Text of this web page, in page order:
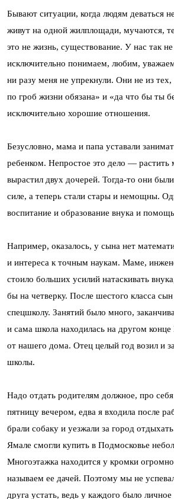
Бывают ситуации, когда людям деваться
живут на одной жилплощади, мучаются,
это не жизнь, существование. У нас так
исключительно понимаем, любим,
ни разу меня не упрекнули. Они не из
по гроб жизни обязана» и «да что бы ты
исключительно хорошие отношения.
Безусловно, мама и папа уставали
ребенком. Непростое это дело — растить
вырастил двух дочерей. Тогда-то они
силе, а теперь стали стары и немощны.
воспитание и образование внука и
Например, оказалось, у сына нет
и интереса к точным наукам. Маме,
стоило больших усилий натаскивать
бы на четверку. После шестого класса
спецшколу. Занятий было много,
и сама школа находилась на другом
от нашего дома. Отец целый год возил и
школы.
Надо отдать родителям должное, про
пятницу вечером, едва я входила после
брали собаку и уезжали за город
Ямале смогли купить в Подмосковье
Многоэтажка находится у кромки
называем ее дачей. Поэтому мы не
друга устать, ведь у каждого было личное